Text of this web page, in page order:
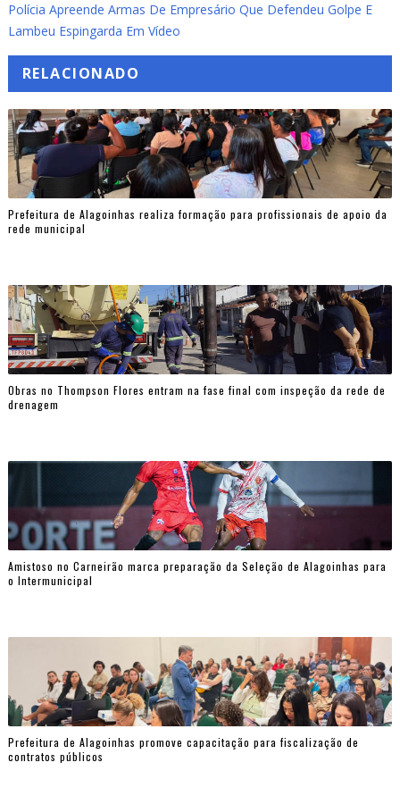
Polícia Apreende Armas De Empresário Que Defendeu Golpe E
Lambeu Espingarda Em Vídeo
RELACIONADO
Prefeitura de Alagoinhas realiza formação para profissionais de apoio da
rede municipal
Obras no Thompson Flores entram na fase final com inspeção da rede de
drenagem
Amistoso no Carneirão marca preparação da Seleção de Alagoinhas para
o Intermunicipal
Prefeitura de Alagoinhas promove capacitação para fiscalização de
contratos públicos